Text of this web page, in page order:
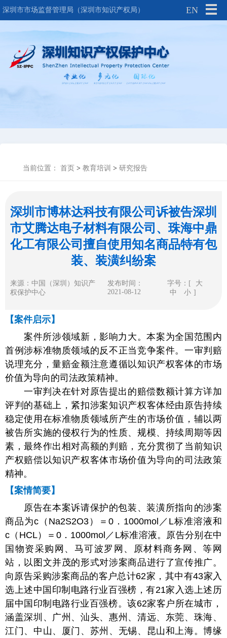
深圳市市场监督管理局（深圳市知识产权局） EN
当前位置： 首页 > 教育培训 > 研究报告
深圳市博林达科技有限公司诉被告深圳
市艾腾达电子材料有限公司、珠海中鼎
化工有限公司擅自使用知名商品特有包
装、装潢纠纷案
来源：中国（深圳）知识产
权保护中心
发布时间：
2021-08-12
字号：[
大
中
小 ]
【案件启示】
案件所涉领域新，影响力大。本案为全国范围内
首例涉标准物质领域的反不正当竞争案件。一审判赔
说理充分，量赔金额注意遵循以知识产权客体的市场
价值为导向的司法政策精神。
一审判决在针对原告提出的赔偿数额计算方详加
评判的基础上，紧扣涉案知识产权客体经由原告持续
稳定使用在标准物质领域所产生的市场价值，辅以两
被告所实施的侵权行为的性质、规模、持续周期等因
素，最终作出相对高额的判赔，充分贯彻了当前知识
产权赔偿以知识产权客体市场价值为导向的司法政策
精神。
【案情简要】
原告在本案诉请保护的包装、装潢所指向的涉案
商品为c（Na2S2O3）＝0．1000mol／L标准溶液和
c（HCL）＝0．1000mol／L标准溶液。原告分别在中
国物资采购网、马可波罗网、原材料商务网、等网
站，以图文并茂的形式对涉案商品进行了宣传推广。
向原告采购涉案商品的客户总计62家，其中有43家入
选上述中国印制电路行业百强榜，有21家入选上述历
届中国印制电路行业百强榜。该62家客户所在城市，
涵盖深圳、广州、汕头、惠州、清远、东莞、珠海、
江门、中山、厦门、苏州、无锡、昆山和上海。博缘